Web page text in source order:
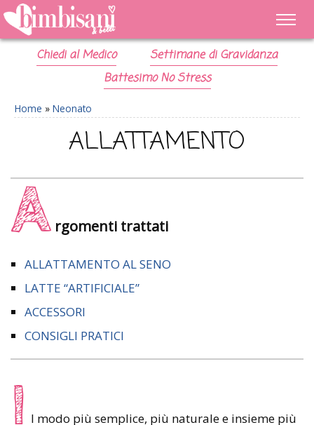
Chiedi al Medico
Settimane di Gravidanza
Battesimo No Stress
Home » Neonato
ALLATTAMENTO
A rgomenti trattati
ALLATTAMENTO AL SENO
LATTE “ARTIFICIALE”
ACCESSORI
CONSIGLI PRATICI
I l modo più semplice, più naturale e insieme più